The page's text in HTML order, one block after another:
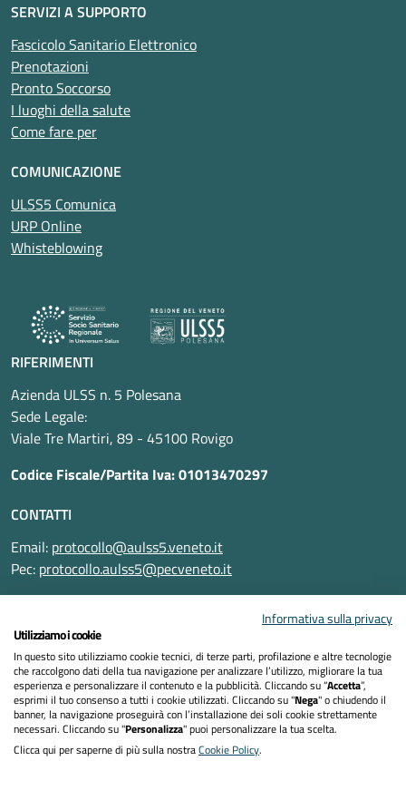
SERVIZI A SUPPORTO
Fascicolo Sanitario Elettronico
Prenotazioni
Pronto Soccorso
I luoghi della salute
Come fare per
COMUNICAZIONE
ULSS5 Comunica
URP Online
Whisteblowing
RIFERIMENTI
Azienda ULSS n. 5 Polesana
Sede Legale:
Viale Tre Martiri, 89 - 45100 Rovigo
Codice Fiscale/Partita Iva: 01013470297
CONTATTI
Email: protocollo@aulss5.veneto.it
Pec: protocollo.aulss5@pecveneto.it
Informativa privacy
Dichiarazione di accessibilità
Informativa sulla privacy
Utilizziamo i cookie
In questo sito utilizziamo cookie tecnici, di terze parti, profilazione e altre tecnologie
che raccolgono dati della tua navigazione per analizzare l’utilizzo, migliorare la tua
esperienza e personalizzare il contenuto e la pubblicità. Cliccando su “Accetta”,
esprimi il tuo consenso a tutti i cookie utilizzati. Cliccando su "Nega" o chiudendo il
banner, la navigazione proseguirà con l’installazione dei soli cookie strettamente
necessari. Cliccando su "Personalizza" puoi personalizzare la tua scelta.
Clicca qui per saperne di più sulla nostraCookie Policy.